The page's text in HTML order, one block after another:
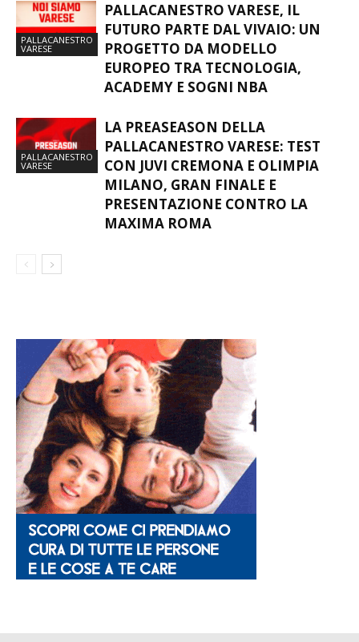
PALLACANESTRO
VARESE
PALLACANESTRO VARESE, IL
FUTURO PARTE DAL VIVAIO: UN
PROGETTO DA MODELLO
EUROPEO TRA TECNOLOGIA,
ACADEMY E SOGNI NBA
PALLACANESTRO
VARESE
LA PREASEASON DELLA
PALLACANESTRO VARESE: TEST
CON JUVI CREMONA E OLIMPIA
MILANO, GRAN FINALE E
PRESENTAZIONE CONTRO LA
MAXIMA ROMA